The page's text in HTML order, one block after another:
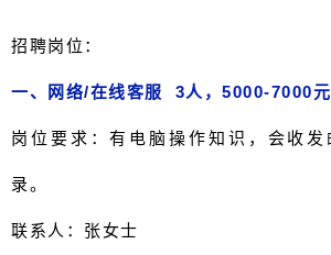
招聘岗位：
一、网络/在线客服 3人，5000-7000元
岗位要求：有电脑操作知识，会收
录。
联系人：张女士